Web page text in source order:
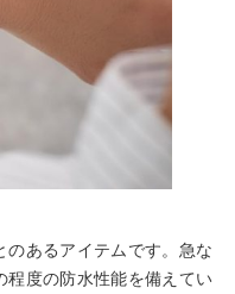
のあるアイテムです。急な
程度の防水性能を備えてい